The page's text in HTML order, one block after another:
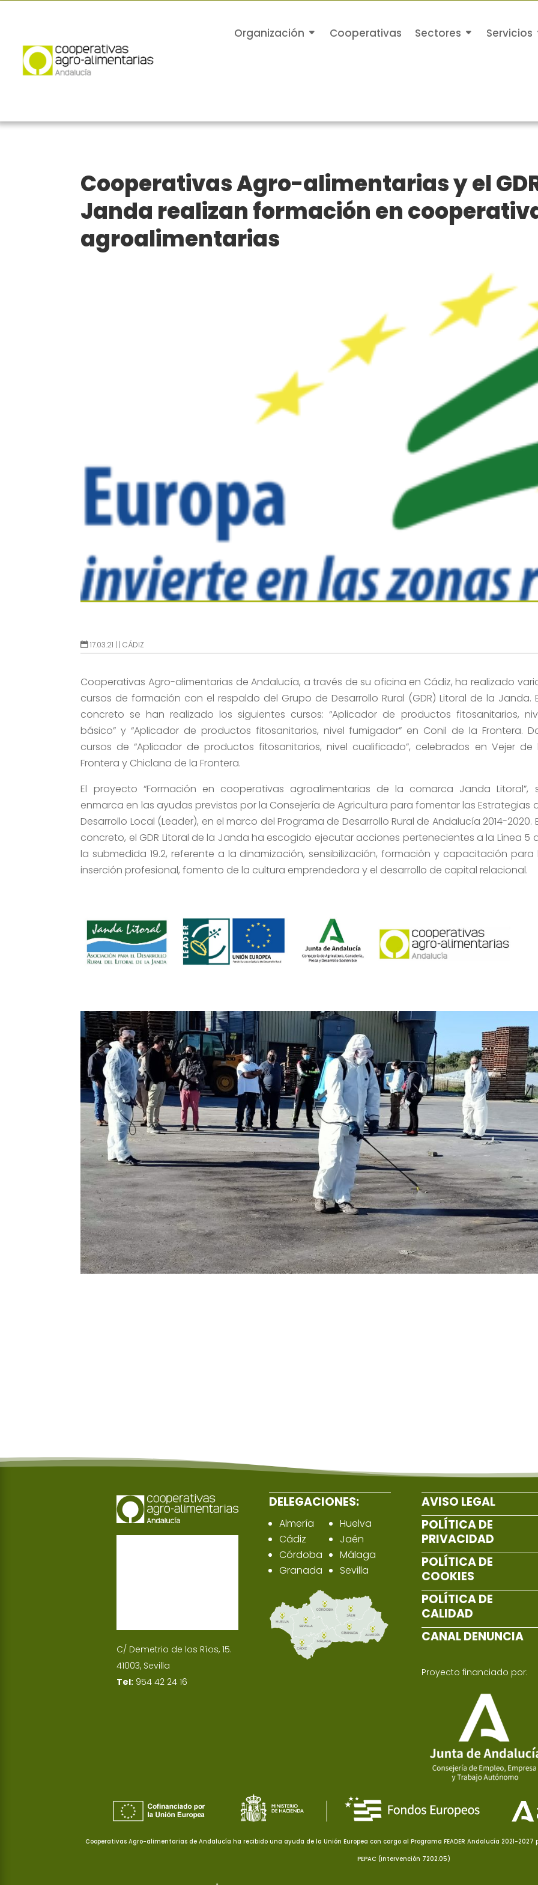
Organización Cooperativas Sectores Servicios
Cooperativas Agro-alimentarias y el
Janda realizan formación en
agroalimentarias
17.03.21 | |CÁDIZ
Cooperativas Agro-alimentarias de Andalucía, a través de su oficina en Cádiz, ha realizado
cursos de formación con el respaldo del Grupo de Desarrollo Rural (GDR) Litoral de la Janda.
concreto se han realizado los siguientes cursos: “Aplicador de productos fitosanitarios,
básico” y “Aplicador de productos fitosanitarios, nivel fumigador” en Conil de la Frontera.
cursos de “Aplicador de productos fitosanitarios, nivel cualificado”, celebrados en Vejer de
Frontera y Chiclana de la Frontera.
El proyecto “Formación en cooperativas agroalimentarias de la comarca Janda Litoral”,
enmarca en las ayudas previstas por la Consejería de Agricultura para fomentar las Estrategias
Desarrollo Local (Leader), en el marco del Programa de Desarrollo Rural de Andalucía 2014-2020.
concreto, el GDR Litoral de la Janda ha escogido ejecutar acciones pertenecientes a la Línea 5
la submedida 19.2, referente a la dinamización, sensibilización, formación y capacitación para
inserción profesional, fomento de la cultura emprendedora y el desarrollo de capital relacional.
C/ Demetrio de los Ríos, 15.
41003, Sevilla
Tel: 954 42 24 16
DELEGACIONES:
Almería
Cádiz
Córdoba
Granada
Huelva
Jaén
Málaga
Sevilla
AVISO LEGAL
POLÍTICA DE
PRIVACIDAD
POLÍTICA DE
COOKIES
POLÍTICA DE
CALIDAD
CANAL DENUNCIA
Proyecto financiado por:
Cooperativas Agro-alimentarias de Andalucía ha recibido una ayuda de la Unión Europea con cargo al Programa FEADER Andalucía 2021-
PEPAC (Intervención 7202.05)